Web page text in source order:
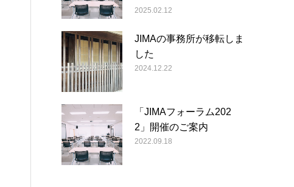
2025.02.12
JIMAの事務所が移転しま
した
2024.12.22
「JIMAフォーラム202
2」開催のご案内
2022.09.18